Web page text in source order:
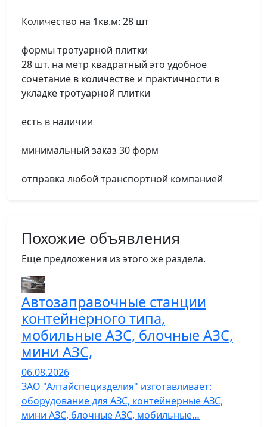
Количество на 1кв.м: 28 шт
формы тротуарной плитки
28 шт. на метр квадратный это удобное
сочетание в количестве и практичности в
укладке тротуарной плитки
есть в наличии
минимальный заказ 30 форм
отправка любой транспортной компанией
Похожие объявления
Еще предложения из этого же раздела.
Автозаправочные станции
контейнерного типа,
мобильные АЗС, блочные АЗС,
мини АЗС,
06.08.2026
ЗАО "Алтайспецизделия" изготавливает:
оборудование для АЗС, контейнерные АЗС,
мини АЗС, блочные АЗС, мобильные…